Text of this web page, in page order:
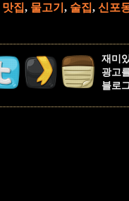
맛집, 물고기, 술집, 신포
재미
광고
블로